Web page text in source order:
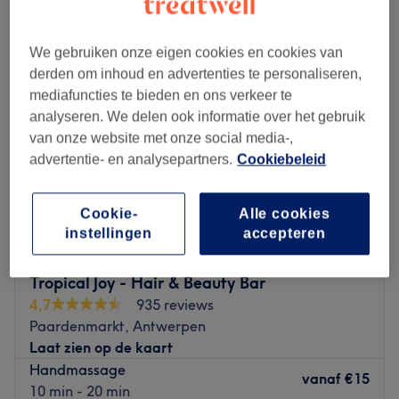
handmassages in de buurt van Historisch centrum, Antwerpen
Tropical Joy - Hair & Beauty Bar
4,7
935 reviews
Paardenmarkt, Antwerpen
Laat zien op de kaart
Handmassage
10 min - 20 min
vanaf €15
We gebruiken onze eigen cookies en cookies van
derden om inhoud en advertenties te personaliseren,
mediafuncties te bieden en ons verkeer te
analyseren. We delen ook informatie over het gebruik
van onze website met onze social media-,
advertentie- en analysepartners. Cookiebeleid
Alle cookies
accepteren
Cookie-
instellingen